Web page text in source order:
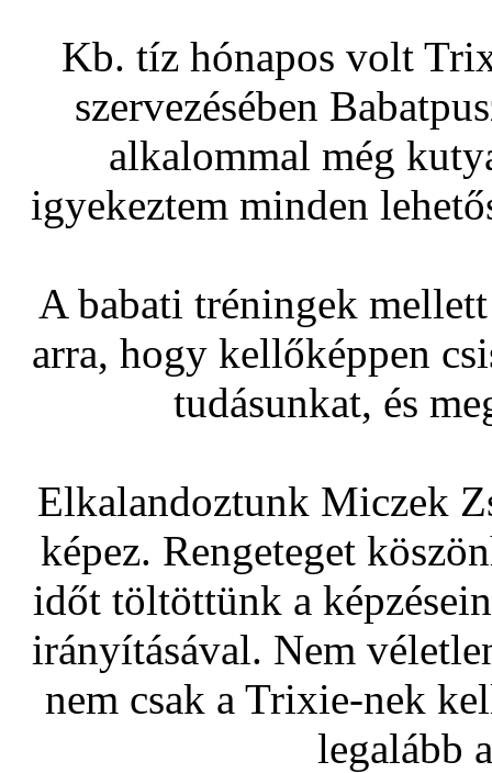
Kb. tíz hónapos volt
szervezésében
alkalommal még
igyekeztem minden
A babati tréningek
arra, hogy kellőképpen
tudásunkat, és
Elkalandoztunk Miczek
képez. Rengeteget
időt töltöttünk a
irányításával. Nem
nem csak a Trixie-nek
legalább